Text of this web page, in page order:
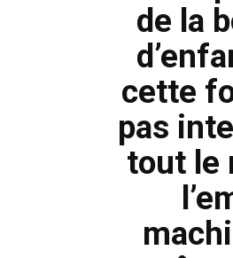
de la
cette
pas
tout le